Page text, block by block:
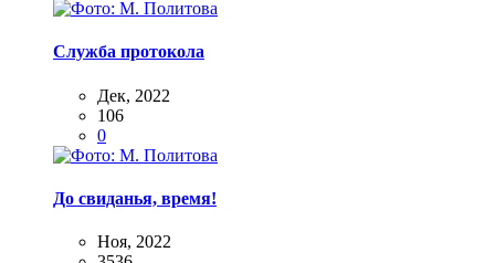
Служба протокола
Дек, 2022
106
0
До свиданья, время!
Ноя, 2022